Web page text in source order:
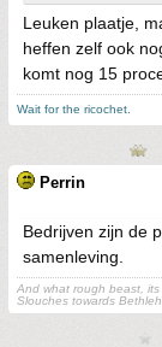
Leuken plaatje,
heffen zelf ook
komt nog 15
Wait for the ricochet.
Perrin
Bedrijven zijn de
samenleving.
And what rough beast,
Slouches towards